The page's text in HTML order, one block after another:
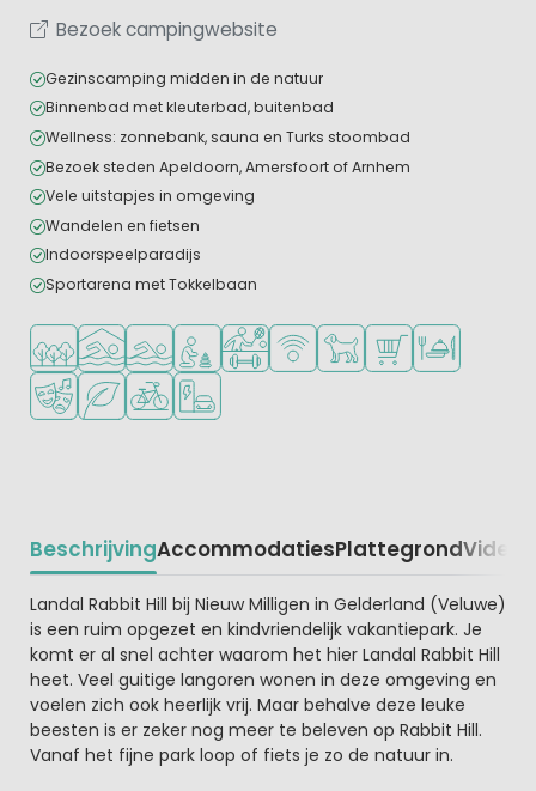
Bezoek campingwebsite
Gezinscamping midden in de natuur
Binnenbad met kleuterbad, buitenbad
Wellness: zonnebank, sauna en Turks stoombad
Bezoek steden Apeldoorn, Amersfoort of Arnhem
Vele uitstapjes in omgeving
Wandelen en fietsen
Indoorspeelparadijs
Sportarena met Tokkelbaan
Ligt in een bosrijke omgeving
Overdekt zwembad
Openlucht zwembad
Aanbevolen voor jonge kinderen
Veel mogelijkheden om te sporten
WiFi beschikbaar
Huisdieren toegestaan
Campingwinkel/
Restaurant of
Animatieprogramma
Groene ligging
FietsverhuurLaadpaal elektrische auto
BeschrijvingAccommodatiesPlattegrondVideo
Beschrijving
Landal Rabbit Hill bij Nieuw Milligen in Gelderland (Veluwe)
is een ruim opgezet en kindvriendelijk vakantiepark. Je
komt er al snel achter waarom het hier Landal Rabbit Hill
heet. Veel guitige langoren wonen in deze omgeving en
voelen zich ook heerlijk vrij. Maar behalve deze leuke
beesten is er zeker nog meer te beleven op Rabbit Hill.
Vanaf het fijne park loop of fiets je zo de natuur in.